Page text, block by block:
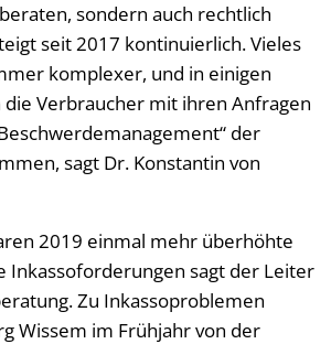
sondern auch rechtlich
seit 2017 kontinuierlich. Vieles
komplexer, und in einigen
Verbraucher mit ihren Anfragen
der
sagt Dr. Konstantin von
2019 einmal mehr überhöhte
Inkassoforderungen sagt der Leiter
Zu Inkassoproblemen
Wissem im Frühjahr von der